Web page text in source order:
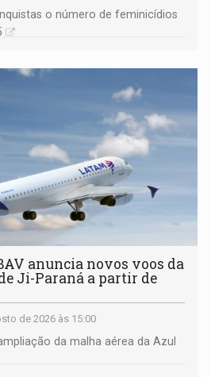
o número de feminicídios
anuncia novos voos da
Ji-Paraná a partir de
de 2026 às 15:00
da malha aérea da Azul